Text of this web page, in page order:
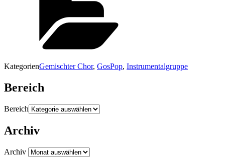
KategorienGemischter Chor, GosPop, Instrumentalgruppe
Bereich
Bereich
Archiv
Archiv